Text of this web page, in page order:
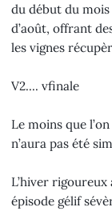
du début du
d’août, offrant
les vignes
V2.... vfinale
Le moins que
n’aura pas été
L’hiver
épisode gélif